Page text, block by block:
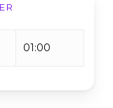
01:00